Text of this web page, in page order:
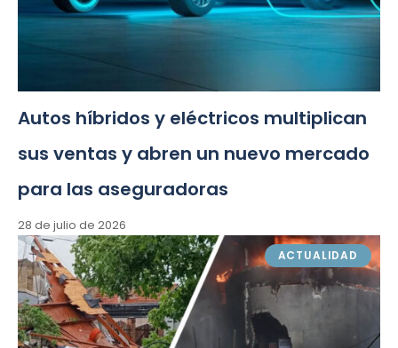
Autos híbridos y eléctricos multiplican
sus ventas y abren un nuevo mercado
para las aseguradoras
28 de julio de 2026
ACTUALIDAD